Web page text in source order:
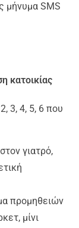
μήνυμα SMS
κατοικίας
3, 4, 5, 6 που
γιατρό,
προμηθειών
μίνι